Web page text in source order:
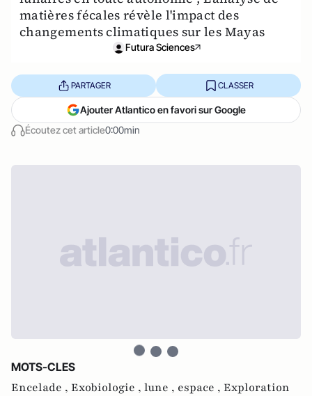
matières fécales révèle l'impact des
changements climatiques sur les Mayas
Futura Sciences
Écoutez cet article0:00min
PARTAGER CLASSER
Ajouter Atlantico en favori sur Google
MOTS-CLES
Encelade , Exobiologie , lune , espace , Exploration